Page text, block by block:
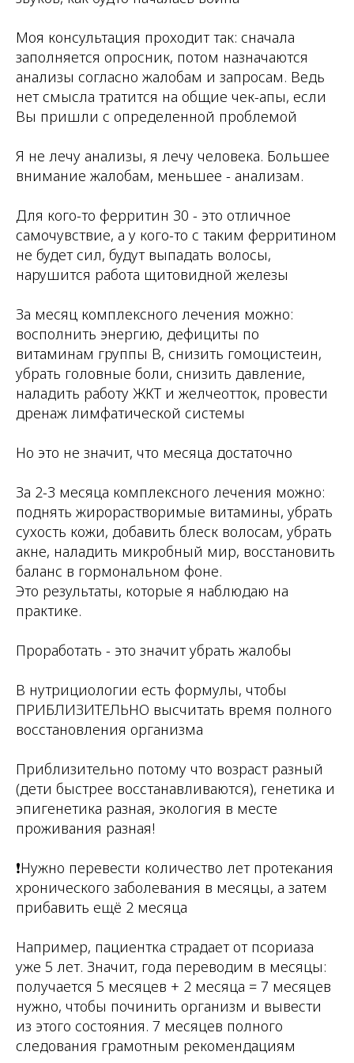
Моя консультация проходит так: сначала
заполняется опросник, потом назначаются
анализы согласно жалобам и запросам. Ведь
нет смысла тратится на общие чек-апы, если
Вы пришли с определенной проблемой
Я не лечу анализы, я лечу человека. Большее
внимание жалобам, меньшее - анализам.
Для кого-то ферритин 30 - это отличное
самочувствие, а у кого-то с таким ферритином
не будет сил, будут выпадать волосы,
нарушится работа щитовидной железы
За месяц комплексного лечения можно:
восполнить энергию, дефициты по
витаминам группы В, снизить гомоцистеин,
убрать головные боли, снизить давление,
наладить работу ЖКТ и желчеотток, провести
дренаж лимфатической системы
Но это не значит, что месяца достаточно
За 2-3 месяца комплексного лечения можно:
поднять жирорастворимые витамины, убрать
сухость кожи, добавить блеск волосам, убрать
акне, наладить микробный мир, восстановить
баланс в гормональном фоне.
Это результаты, которые я наблюдаю на
практике.
Проработать - это значит убрать жалобы
В нутрициологии есть формулы, чтобы
ПРИБЛИЗИТЕЛЬНО высчитать время полного
восстановления организма
Приблизительно потому что возраст разный
(дети быстрее восстанавливаются), генетика и
эпигенетика разная, экология в месте
проживания разная!
❗Нужно перевести количество лет протекания
хронического заболевания в месяцы, а затем
прибавить ещё 2 месяца
Например, пациентка страдает от псориаза
уже 5 лет. Значит, года переводим в месяцы:
получается 5 месяцев + 2 месяца = 7 месяцев
нужно, чтобы починить организм и вывести
из этого состояния. 7 месяцев полного
следования грамотным рекомендациям